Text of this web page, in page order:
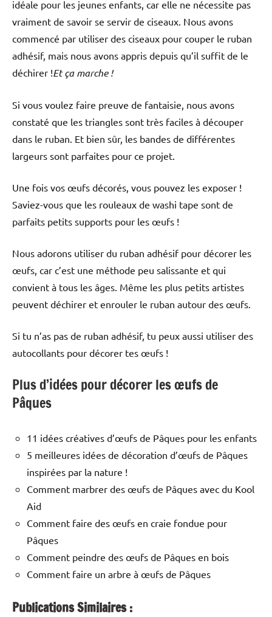
idéale pour les jeunes enfants, car elle ne nécessite pas
vraiment de savoir se servir de ciseaux. Nous avons
commencé par utiliser des ciseaux pour couper le ruban
adhésif, mais nous avons appris depuis qu’il suffit de le
déchirer !Et ça marche !
Si vous voulez faire preuve de fantaisie, nous avons
constaté que les triangles sont très faciles à découper
dans le ruban. Et bien sûr, les bandes de différentes
largeurs sont parfaites pour ce projet.
Une fois vos œufs décorés, vous pouvez les exposer !
Saviez-vous que les rouleaux de washi tape sont de
parfaits petits supports pour les œufs !
Nous adorons utiliser du ruban adhésif pour décorer les
œufs, car c’est une méthode peu salissante et qui
convient à tous les âges. Même les plus petits artistes
peuvent déchirer et enrouler le ruban autour des œufs.
Si tu n’as pas de ruban adhésif, tu peux aussi utiliser des
autocollants pour décorer tes œufs !
Plus d’idées pour décorer les œufs de
Pâques
11 idées créatives d’œufs de Pâques pour les enfants
5 meilleures idées de décoration d’œufs de Pâques
inspirées par la nature !
Comment marbrer des œufs de Pâques avec du Kool
Aid
Comment faire des œufs en craie fondue pour
Pâques
Comment peindre des œufs de Pâques en bois
Comment faire un arbre à œufs de Pâques
Publications Similaires :